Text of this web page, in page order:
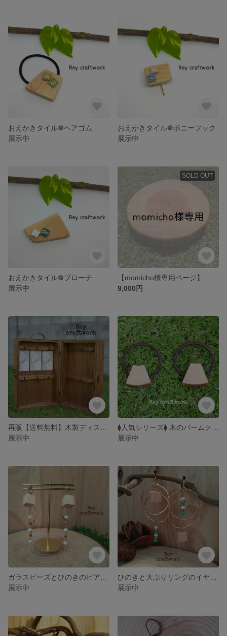
おえかきタイル❁ヘアゴム
展示中
おえかきタイル❁ポニーフック
展示中
おえかきタイル❁ブローチ
展示中
SOLD OUT
【momicho様専用ページ】
9,000円
展示中
展示中
展示中
展示中